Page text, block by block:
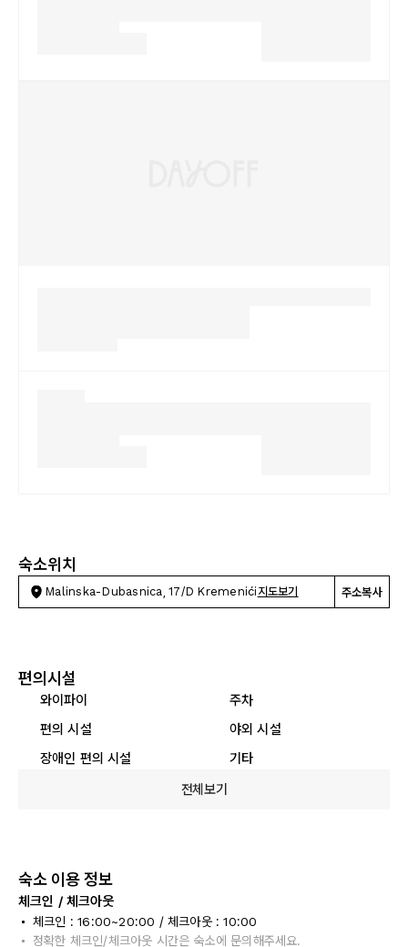
숙소위치
Malinska-Dubasnica, 17/D Kremenići 지도보기 주소복사
편의시설
와이파이
주차
편의 시설
야외 시설
장애인 편의 시설
기타
전체보기
숙소 이용 정보
체크인 / 체크아웃
체크인 : 16:00~20:00 / 체크아웃 : 10:00
정확한 체크인/체크아웃 시간은 숙소에 문의해주세요.